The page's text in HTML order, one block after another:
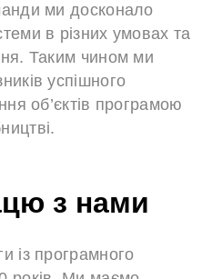
ми досконало
в різних умовах та
Таким чином ми
успішного
об’єктів програмою
з нами
із програмного